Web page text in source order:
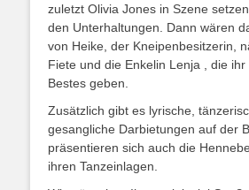
zuletzt Olivia Jones in Szene
den Unterhaltungen. Dann wären
von Heike, der Kneipenbesitzerin,
Fiete und die Enkelin Lenja , die
Bestes geben.
Zusätzlich gibt es lyrische,
gesangliche Darbietungen auf der
präsentieren sich auch die
ihren Tanzeinlagen.